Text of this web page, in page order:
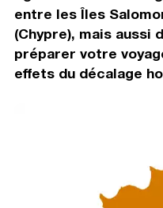
entre les Îles
(Chypre), mais aussi
préparer votre
effets du décalage